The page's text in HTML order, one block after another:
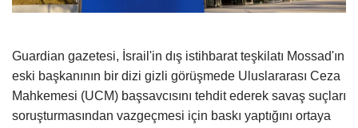
Guardian gazetesi, İsrail'in dış istihbarat teşkilatı Mossad'ın
eski başkanının bir dizi gizli görüşmede Uluslararası Ceza
Mahkemesi (UCM) başsavcısını tehdit ederek savaş suçları
soruşturmasından vazgeçmesi için baskı yaptığını ortaya